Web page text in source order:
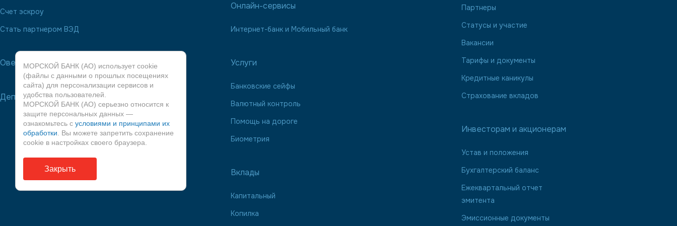
Счет эскроу
Стать партнером ВЭД
Овердрафт
Депозиты
Онлайн-сервисы
Интернет-банк и Мобильный банк
Услуги
Банковские сейфы
Валютный контроль
Помощь на дороге
Биометрия
Вклады
Капитальный
Копилка
Партнеры
Статусы и участие
Вакансии
Тарифы и документы
Кредитные каникулы
Страхование вкладов
Инвесторам и акционерам
Устав и положения
Бухгалтерский баланс
Ежеквартальный отчет
эмитента
Эмиссионные документы
МОРСКОЙ БАНК (АО) использует cookie
(файлы с данными о прошлых посещениях
сайта) для персонализации сервисов и
удобства пользователей.
МОРСКОЙ БАНК (АО) серьезно относится к
защите персональных данных —
ознакомьтесь с условиями и принципами их
обработки . Вы можете запретить сохранение
cookie в настройках своего браузера.
Закрыть